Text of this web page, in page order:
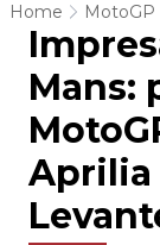
Home MotoGP
Mans:
Aprilia